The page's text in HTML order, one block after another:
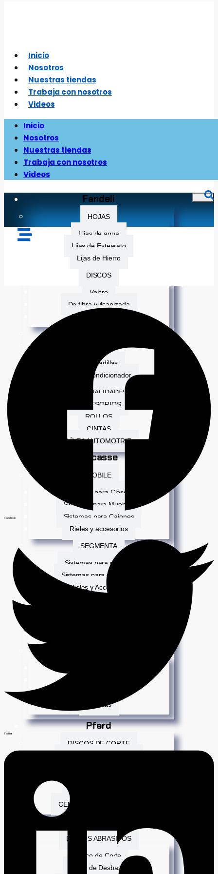
Inicio
Nosotros
Nuestras tiendas
Trabaja con nosotros
Videos
Inicio
Nosotros
Nuestras tiendas
Trabaja con nosotros
Videos
Fandeli
HOJAS
Lijas de agua
Lijas de Estearato
Lijas de Hierro
DISCOS
Velcro
De fibra vulcanizada
De corte de acero
Almohadillas
Disco acondicionador
ESPECIALIDADES
ACCESORIOS
ROLLOS
CINTAS
LÍNEA AUTOMOTRIZ
Ducasse
MOBILE
Sistemas para Clósets
Sistemas para Muebles
Sistemas para Cajones
Rieles y accesorios
SEGMENTA
Sistemas para puertas
Sistemas para divisiones
Rieles y Accesorios
Perchas
Pferd
DISCOS DE CORTE
CEPILLOS MANUAL FLEX
DISCOS ABRASIVOS
Disco de Corte
Disco de Desbaste
Facebook
Twitter